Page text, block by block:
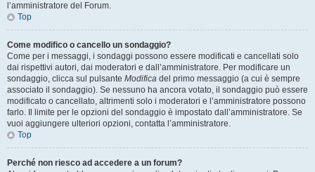
l’amministratore del Forum.
Top
Come modifico o cancello un sondaggio?
Come per i messaggi, i sondaggi possono essere modificati e cancellati solo
dai rispettivi autori, dai moderatori e dall’amministratore. Per modificare un
sondaggio, clicca sul pulsante Modifica del primo messaggio (a cui è sempre
associato il sondaggio). Se nessuno ha ancora votato, il sondaggio può essere
modificato o cancellato, altrimenti solo i moderatori e l’amministratore possono
farlo. Il limite per le opzioni del sondaggio è impostato dall’amministratore. Se
vuoi aggiungere ulteriori opzioni, contatta l’amministratore.
Top
Perché non riesco ad accedere a un forum?